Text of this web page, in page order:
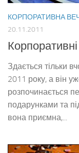
КОРПОРАТИВНА
20.11.2011
Здається тільки
2011 року, а він
розпочинається
подарунками та
вона приємна,...